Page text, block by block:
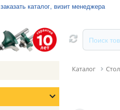
заказать каталог, визит менеджера
Каталог